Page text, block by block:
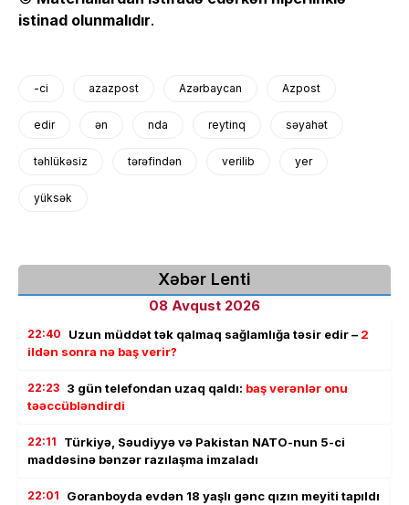
istinad olunmalıdır.
-ci azazpost Azərbaycan Azpost
edir ən nda reytinq səyahət
təhlükəsiz tərəfindən verilib yer
yüksək
Xəbər Lenti
08 Avqust 2026
22:40 Uzun müddət tək qalmaq sağlamlığa təsir edir – 2
ildən sonra nə baş verir?
22:23 3 gün telefondan uzaq qaldı: baş verənlər onu
təəccübləndirdi
22:11
Türkiyə, Səudiyyə və Pakistan NATO-nun 5-ci
maddəsinə bənzər razılaşma imzaladı
22:01 Goranboyda evdən 18 yaşlı gənc qızın meyiti tapıldı